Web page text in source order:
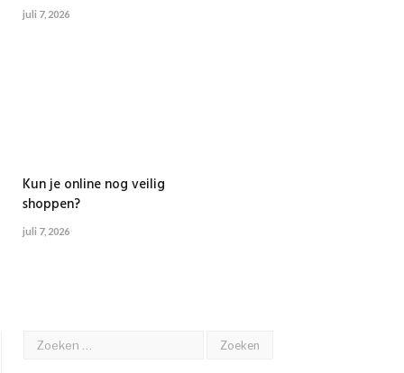
juli 7, 2026
Kun je online nog veilig
shoppen?
juli 7, 2026